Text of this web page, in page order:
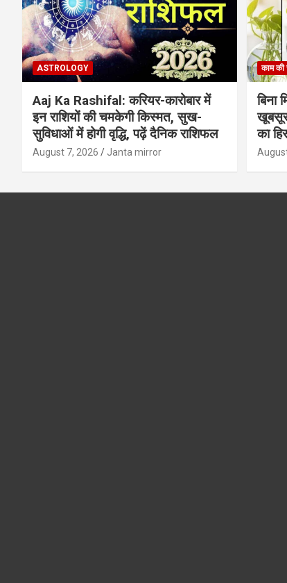
ASTROLOGY
Aaj Ka Rashifal: करियर-कारोबार में
इन राशियों की चमकेगी किस्मत, सुख-
सुविधाओं में होगी वृद्धि, पढ़ें दैनिक राशिफल
August 7, 2026 Janta mirror
काम की
बिना
का